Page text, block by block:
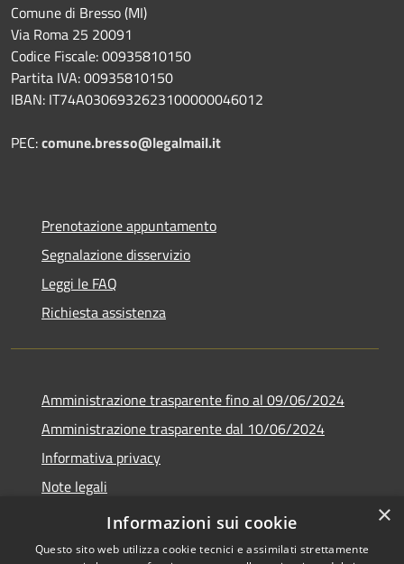
Comune di Bresso (MI)
Via Roma 25 20091
Codice Fiscale: 00935810150
Partita IVA: 00935810150
IBAN: IT74A0306932623100000046012
PEC:comune.bresso@legalmail.it
Prenotazione appuntamento
Segnalazione disservizio
Leggi le FAQ
Richiesta assistenza
Amministrazione trasparente fino al 09/06/2024
Amministrazione trasparente dal 10/06/2024
Informativa privacy
Note legali
Dichiarazione di accessibilità
×
Informazioni sui cookie
Questo sito web utilizza cookie tecnici e assimilati strettamente